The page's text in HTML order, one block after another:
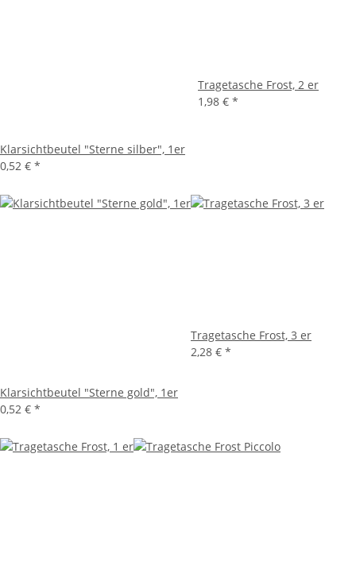
Klarsichtbeutel "Sterne silber", 1er
0,52 € *
Tragetasche Frost, 2 er
1,98 € *
Klarsichtbeutel "Sterne gold", 1er
0,52 € *
Tragetasche Frost, 3 er
2,28 € *